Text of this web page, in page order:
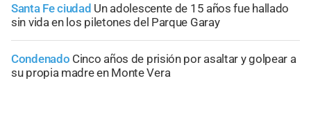
Santa Fe ciudad Un adolescente de 15 años fue hallado
sin vida en los piletones del Parque Garay
Condenado Cinco años de prisión por asaltar y golpear a
su propia madre en Monte Vera